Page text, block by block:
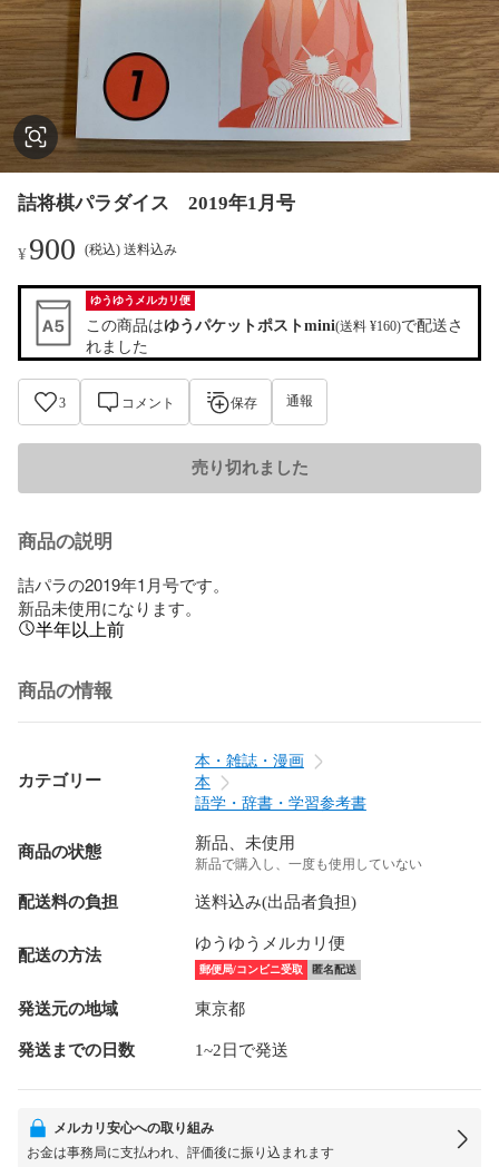
詰将棋パラダイス 2019年1月号
¥900 (税込) 送料込み
ゆうゆうメルカリ便
この商品はゆうパケットポストmini(送料 ¥160)で配送さ
れました
3 コメント 保存 通報
売り切れました
商品の説明
詰パラの2019年1月号です。
新品未使用になります。
半年以上前
商品の情報
カテゴリー
本・雑誌・漫画
本
語学・辞書・学習参考書
商品の状態 新品、未使用
新品で購入し、一度も使用していない
配送料の負担 送料込み(出品者負担)
配送の方法
ゆうゆうメルカリ便
郵便局/コンビニ受取 匿名配送
発送元の地域 東京都
発送までの日数 1~2日で発送
メルカリ安心への取り組み
お金は事務局に支払われ、評価後に振り込まれます